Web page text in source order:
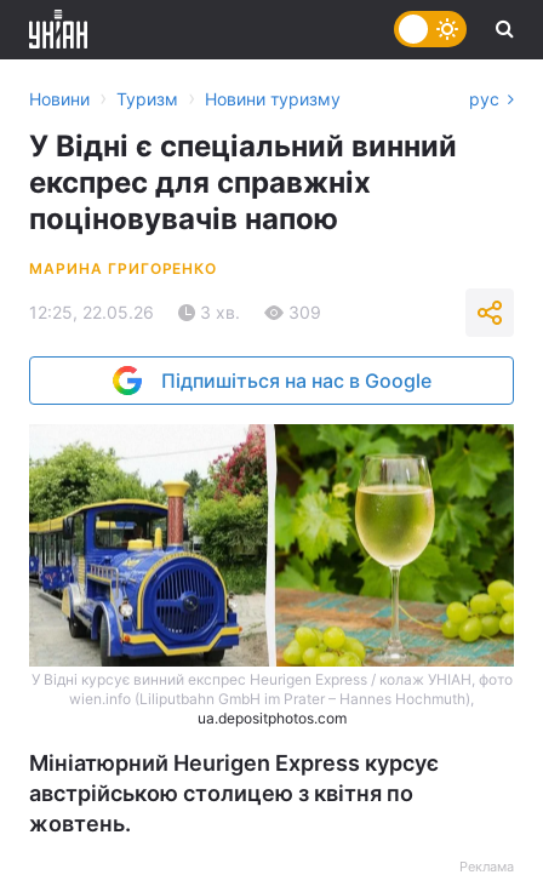
Новини › Туризм › Новини туризму рус
У Відні є спеціальний винний
експрес для справжніх
поціновувачів напою
МАРИНА ГРИГОРЕНКО
12:25, 22.05.26 3 хв. 309
Підпишіться на нас в Google
У Відні курсує винний експрес Heurigen Express / колаж УНІАН, фото
wien.info (Liliputbahn GmbH im Prater – Hannes Hochmuth),
ua.depositphotos.com
Мініатюрний Heurigen Express курсує
австрійською столицею з квітня по
жовтень.
Реклама